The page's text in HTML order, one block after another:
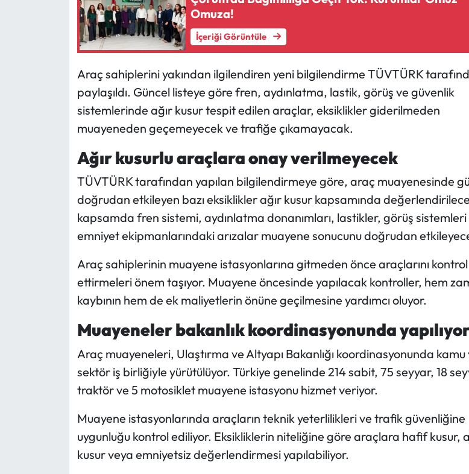
Omuza!
İçeriği Görüntüle
Araç sahiplerini yakından ilgilendiren yeni bilgilendirme TÜVTÜRK
paylaşıldı. Güncel listeye göre fren, aydınlatma, lastik, görüş ve güvenlik
sistemlerinde ağır kusur tespit edilen araçlar, eksiklikler giderilmeden
muayeneden geçemeyecek ve trafiğe çıkamayacak.
Ağır kusurlu araçlara onay verilmeyecek
TÜVTÜRK tarafından yapılan bilgilendirmeye göre, araç muayenesinde
doğrudan etkileyen bazı eksiklikler ağır kusur kapsamında
kapsamda fren sistemi, aydınlatma donanımları, lastikler, görüş sistemleri
emniyet ekipmanlarındaki arızalar muayene sonucunu doğrudan
Araç sahiplerinin muayene istasyonlarına gitmeden önce araçlarını kontrol
ettirmeleri önem taşıyor. Muayene öncesinde yapılacak kontroller, hem
kaybının hem de ek maliyetlerin önüne geçilmesine yardımcı oluyor.
Muayeneler bakanlık koordinasyonunda
Araç muayeneleri, Ulaştırma ve Altyapı Bakanlığı koordinasyonunda kamu
sektör iş birliğiyle yürütülüyor. Türkiye genelinde 214 sabit, 75 seyyar, 18
traktör ve 5 motosiklet muayene istasyonu hizmet veriyor.
Muayene istasyonlarında araçların teknik yeterlilikleri ve trafik güvenliğine
uygunluğu kontrol ediliyor. Eksikliklerin niteliğine göre araçlara hafif kusur,
kusur veya emniyetsiz değerlendirmesi yapılabiliyor.
Mecitözü Haberleri
Ortaköy Haberleri
Resmi İlan
Resmi Reklam
Sungurlu Haberleri
Uğurludağ Haberleri
Yayla Haber